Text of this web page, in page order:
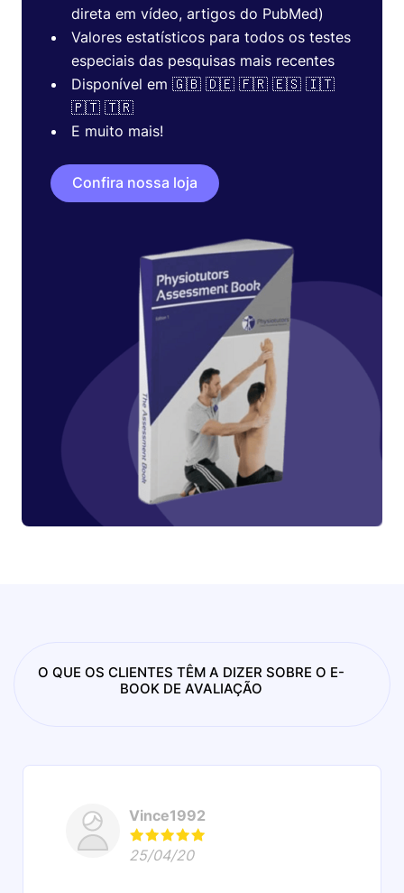
direta em vídeo, artigos do PubMed)
Valores estatísticos para todos os testes
especiais das pesquisas mais recentes
Disponível em 🇬🇧 🇩🇪 🇫🇷 🇪🇸 🇮🇹
🇵🇹 🇹🇷
E muito mais!
Confira nossa loja
O QUE OS CLIENTES TÊM A DIZER SOBRE O E-
BOOK DE AVALIAÇÃO
Vince1992
25/04/20